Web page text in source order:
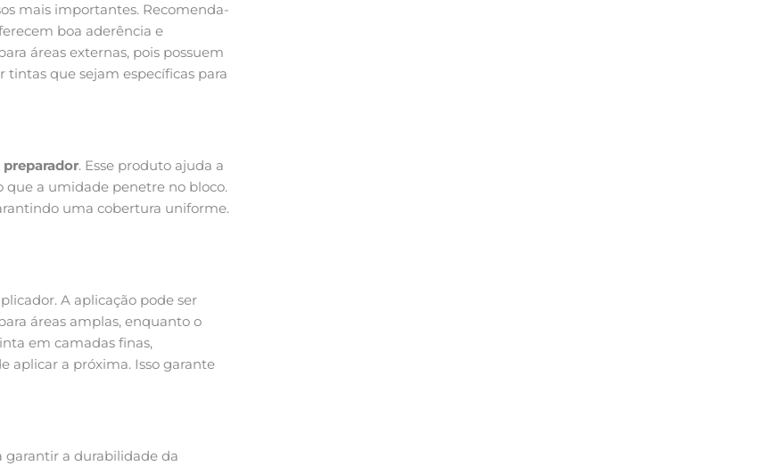
mais importantes. Recomenda-
boa aderência e
áreas externas, pois possuem
que sejam específicas para
. Esse produto ajuda a
que a umidade penetre no bloco.
uma cobertura uniforme.
A aplicação pode ser
áreas amplas, enquanto o
em camadas finas,
aplicar a próxima. Isso garante
a durabilidade da